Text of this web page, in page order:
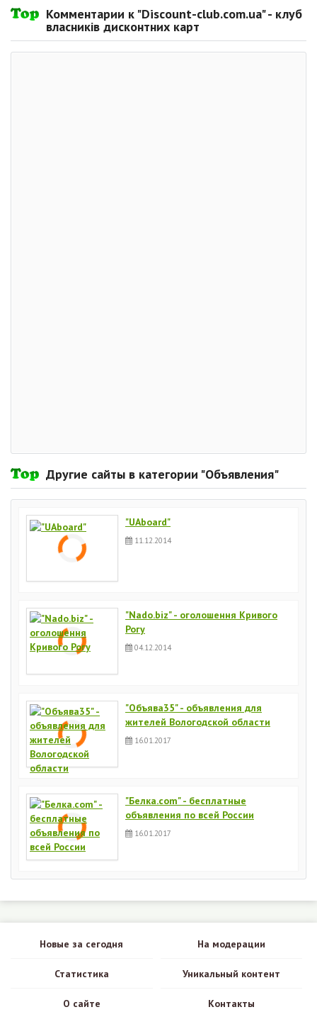
Комментарии к "Discount-club.com.ua" - клуб
власників дисконтних карт
Другие сайты в категории "Объявления"
"UAboard"
11.12.2014
"Nado.biz" - оголошення Кривого
Рогу
04.12.2014
"Объява35" - объявления для
жителей Вологодской области
16.01.2017
"Белка.com" - бесплатные
объявления по всей России
16.01.2017
Новые за сегодня На модерации
Статистика Уникальный контент
О сайте Контакты